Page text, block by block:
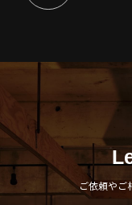
ご依頼やご